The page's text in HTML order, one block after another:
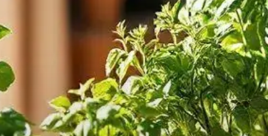
BENEFICIO
Benefícios das Ervas em Casa
As ervas purificam o ar e trazem frescor para o